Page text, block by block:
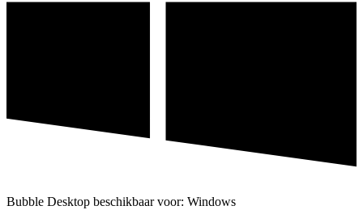
Bubble Desktop beschikbaar voor: Windows